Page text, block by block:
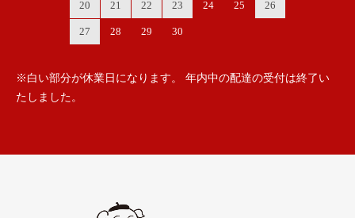
20 21 22 23 24 25 26
27 28 29 30
※白い部分が休業日になります。 年内中の配達の受付は終了い
たしました。